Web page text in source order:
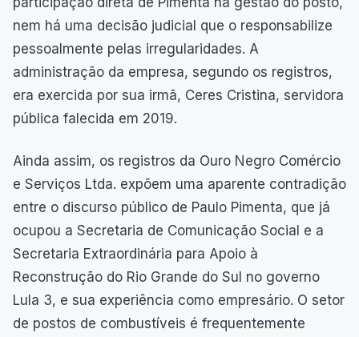
nem há uma decisão judicial que o responsabilize
pessoalmente pelas irregularidades. A
administração da empresa, segundo os registros,
era exercida por sua irmã, Ceres Cristina, servidora
pública falecida em 2019.
Ainda assim, os registros da Ouro Negro Comércio
e Serviços Ltda. expõem uma aparente contradição
entre o discurso público de Paulo Pimenta, que já
ocupou a Secretaria de Comunicação Social e a
Secretaria Extraordinária para Apoio à
Reconstrução do Rio Grande do Sul no governo
Lula 3, e sua experiência como empresário. O setor
de postos de combustíveis é frequentemente